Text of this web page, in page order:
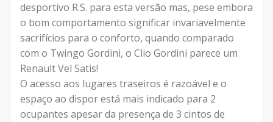
desportivo R.S. para esta versão mas, pese embora
o bom comportamento significar invariavelmente
sacrifícios para o conforto, quando comparado
com o Twingo Gordini, o Clio Gordini parece um
Renault Vel Satis!
O acesso aos lugares traseiros é razoável e o
espaço ao dispor está mais indicado para 2
ocupantes apesar da presença de 3 cintos de